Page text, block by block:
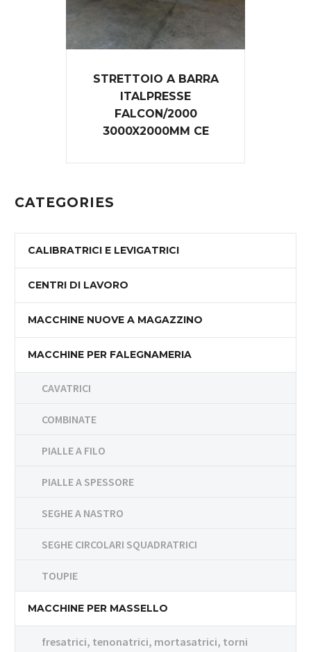
STRETTOIO A BARRA
ITALPRESSE
FALCON/2000
3000X2000MM CE
CATEGORIES
CALIBRATRICI E LEVIGATRICI
CENTRI DI LAVORO
MACCHINE NUOVE A MAGAZZINO
MACCHINE PER FALEGNAMERIA
CAVATRICI
COMBINATE
PIALLE A FILO
PIALLE A SPESSORE
SEGHE A NASTRO
SEGHE CIRCOLARI SQUADRATRICI
TOUPIE
MACCHINE PER MASSELLO
fresatrici, tenonatrici, mortasatrici, torni